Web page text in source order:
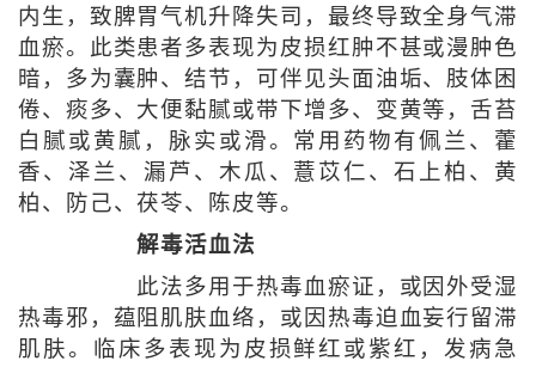
内生，致脾胃气机升降失司，最终导致全身气滞
血瘀。此类患者多表现为皮损红肿不甚或漫肿色
暗，多为囊肿、结节，可伴见头面油垢、肢体困
倦、痰多、大便黏腻或带下增多、变黄等，舌苔
白腻或黄腻，脉实或滑。常用药物有佩兰、藿
香、泽兰、漏芦、木瓜、薏苡仁、石上柏、黄
柏、防己、茯苓、陈皮等。
解毒活血法
此法多用于热毒血瘀证，或因外受湿
热毒邪，蕴阻肌肤血络，或因热毒迫血妄行留滞
肌肤。临床多表现为皮损鲜红或紫红，发病急